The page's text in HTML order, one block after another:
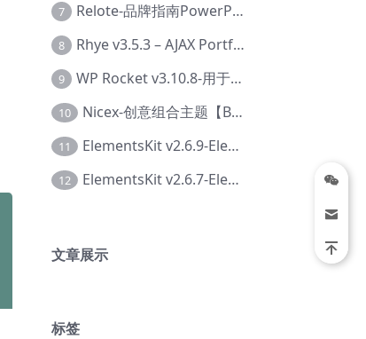
7 Relote-品牌指南PowerPoint模板【Dc-0076】
8 Rhye v3.5.3 – AJAX Portfolio WordPress 主题【Bi-0049】
9 WP Rocket v3.10.8-用于wordpress速度优化的缓存加速插件【Cd-0019】
10 Nicex-创意组合主题【Be-0092】
11 ElementsKit v2.6.9-Elementor插件【Ab-0161】
12 ElementsKit v2.6.7-Elementor插件【Ab-0162】
文章展示
标签